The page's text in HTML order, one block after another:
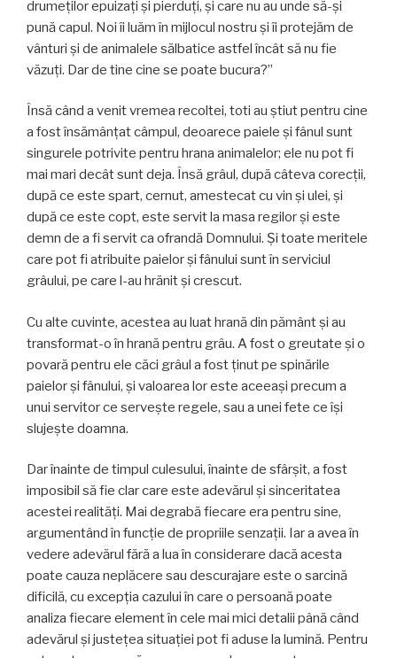
drumeţilor epuizaţi şi pierduţi, şi care nu au unde să-şi
pună capul. Noi îi luăm în mijlocul nostru şi îi protejăm de
vânturi şi de animalele sălbatice astfel încât să nu fie
văzuţi. Dar de tine cine se poate bucura?”
Însă când a venit vremea recoltei, toti au ştiut pentru cine
a fost însămânţat câmpul, deoarece paiele şi fânul sunt
singurele potrivite pentru hrana animalelor; ele nu pot fi
mai mari decât sunt deja. Însă grâul, după câteva corecţii,
după ce este spart, cernut, amestecat cu vin şi ulei, şi
după ce este copt, este servit la masa regilor şi este
demn de a fi servit ca ofrandă Domnului. Şi toate meritele
care pot fi atribuite paielor şi fânului sunt în serviciul
grâului, pe care l-au hrănit şi crescut.
Cu alte cuvinte, acestea au luat hrană din pământ şi au
transformat-o în hrană pentru grâu. A fost o greutate şi o
povară pentru ele căci grâul a fost ţinut pe spinările
paielor şi fânului, şi valoarea lor este aceeaşi precum a
unui servitor ce serveşte regele, sau a unei fete ce îşi
slujeşte doamna.
Dar înainte de timpul culesului, înainte de sfârşit, a fost
imposibil să fie clar care este adevărul şi sinceritatea
acestei realităţi. Mai degrabă fiecare era pentru sine,
argumentând în funcţie de propriile senzaţii. Iar a avea în
vedere adevărul fără a lua în considerare dacă acesta
poate cauza neplăcere sau descurajare este o sarcină
dificilă, cu excepţia cazului în care o persoană poate
analiza fiecare element în cele mai mici detalii până când
adevărul şi justeţea situaţiei pot fi aduse la lumină. Pentru